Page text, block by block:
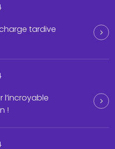
tardive
l’incroyable
!